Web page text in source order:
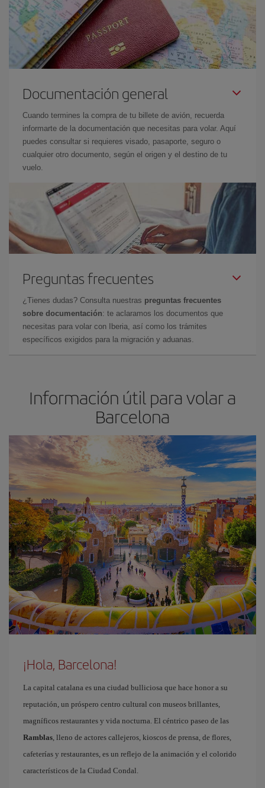
Documentación general
Cuando termines la compra de tu billete de avión, recuerda
informarte de la documentación que necesitas para volar. Aquí
puedes consultar si requieres visado, pasaporte, seguro o
cualquier otro documento, según el origen y el destino de tu
vuelo.
Preguntas frecuentes
¿Tienes dudas? Consulta nuestras preguntas frecuentes
sobre documentación: te aclaramos los documentos que
necesitas para volar con Iberia, así como los trámites
específicos exigidos para la migración y aduanas.
Información útil para volar a
Barcelona
¡Hola, Barcelona!
La capital catalana es una ciudad bulliciosa que hace honor a su
reputación, un próspero centro cultural con museos brillantes,
magníficos restaurantes y vida nocturna. El céntrico paseo de las
Ramblas, lleno de actores callejeros, kioscos de prensa, de flores,
cafeterías y restaurantes, es un reflejo de la animación y el colorido
característicos de la Ciudad Condal.